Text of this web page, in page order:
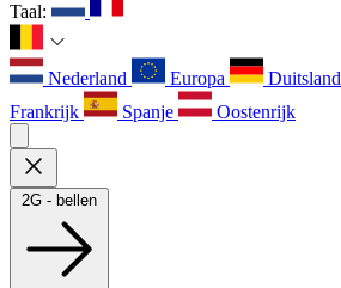
Taal:
Nederland Europa Duitsland
Frankrijk
Spanje Oostenrijk
2G - bellen